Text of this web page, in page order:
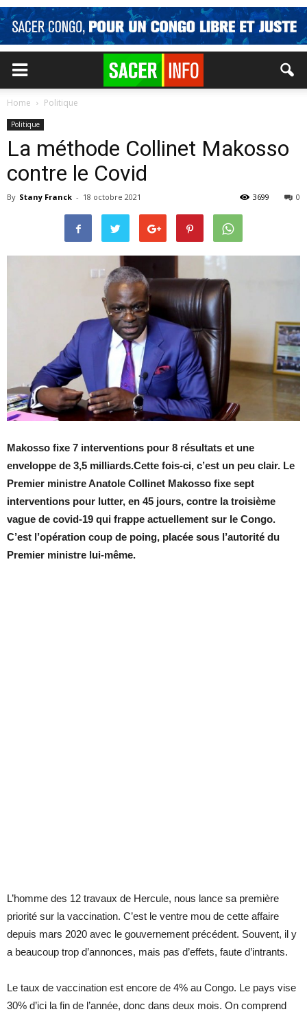
Home Politique
Politique
La méthode Collinet Makosso
contre le Covid
By Stany Franck - 18 octobre 2021 0
3699
Makosso fixe 7 interventions pour 8 résultats et une
enveloppe de 3,5 milliards.Cette fois-ci, c’est un peu clair. Le
Premier ministre Anatole Collinet Makosso fixe sept
interventions pour lutter, en 45 jours, contre la troisième
vague de covid-19 qui frappe actuellement sur le Congo.
C’est l’opération coup de poing, placée sous l’autorité du
Premier ministre lui-même.
L’homme des 12 travaux de Hercule, nous lance sa première
priorité sur la vaccination. C’est le ventre mou de cette affaire
depuis mars 2020 avec le gouvernement précédent. Souvent, il y
a beaucoup trop d’annonces, mais pas d’effets, faute d’intrants.
Le taux de vaccination est encore de 4% au Congo. Le pays vise
30% d’ici la fin de l’année, donc dans deux mois. On comprend